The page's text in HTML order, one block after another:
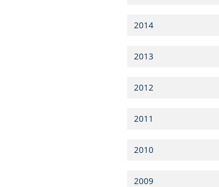
2014
2013
2012
2011
2010
2009